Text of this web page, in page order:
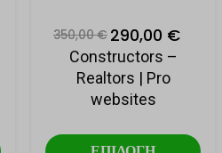
350,00 € 290,00 €
Constructors –
Realtors | Pro
websites